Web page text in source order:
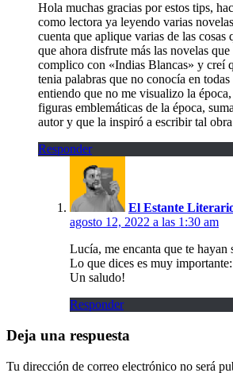
Hola muchas gracias por estos tips,
como lectora ya leyendo varias
cuenta que aplique varias de las cosas
que ahora disfrute más las novelas
complico con «Indias Blancas» y creí
tenia palabras que no conocía en
entiendo que no me visualizo la
figuras emblemáticas de la época,
autor y que la inspiró a escribir tal
Responder
El Estante
agosto 12, 2022 a las 1:30 am
Lucía, me encanta que te hayan
Lo que dices es muy
Un saludo!
Responder
Deja una respuesta
Tu dirección de correo electrónico no será